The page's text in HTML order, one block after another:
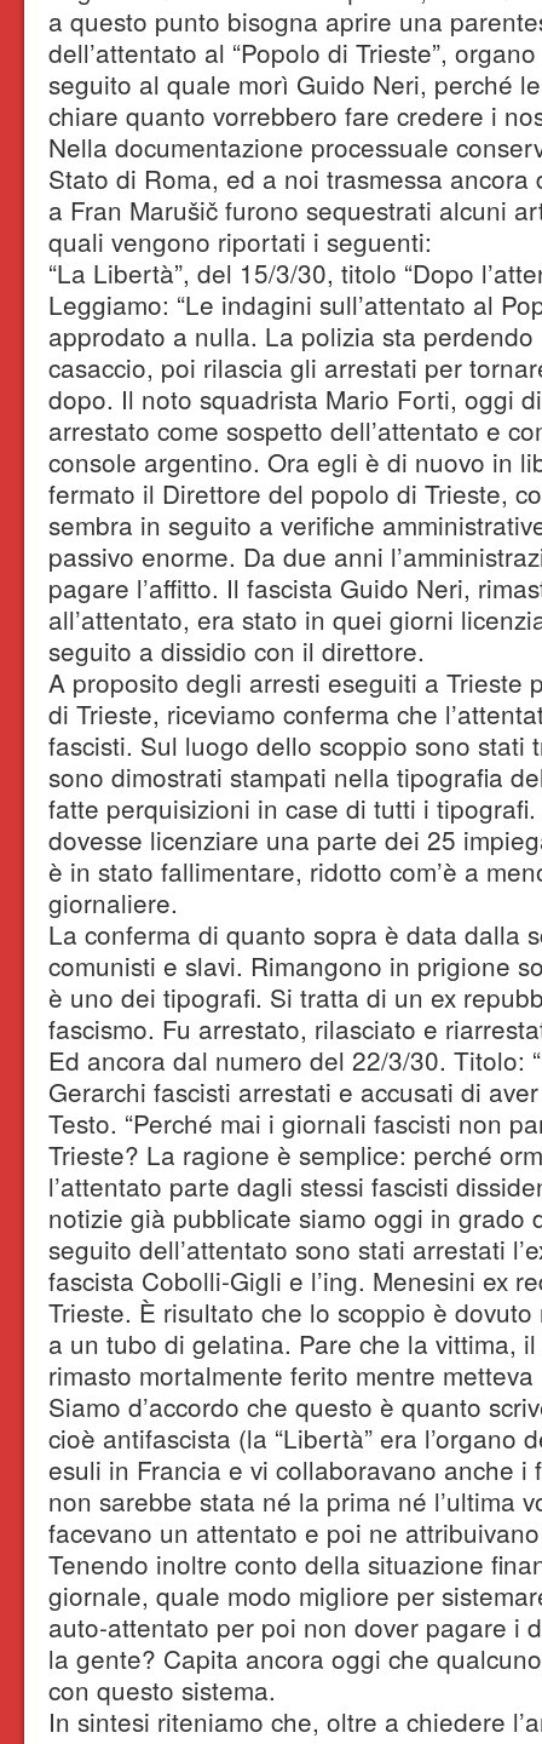
a questo punto bisogna aprire una
dell’attentato al “Popolo di Trieste”,
seguito al quale morì Guido Neri, perché
chiare quanto vorrebbero fare credere i
Nella documentazione processuale
Stato di Roma, ed a noi trasmessa
a Fran Marušič furono sequestrati alcuni
quali vengono riportati i seguenti:
“La Libertà”, del 15/3/30, titolo “Dopo
Leggiamo: “Le indagini sull’attentato al
approdato a nulla. La polizia sta
casaccio, poi rilascia gli arrestati per
dopo. Il noto squadrista Mario Forti, oggi
arrestato come sospetto dell’attentato e
console argentino. Ora egli è di nuovo in
fermato il Direttore del popolo di Trieste,
sembra in seguito a verifiche
passivo enorme. Da due anni
pagare l’affitto. Il fascista Guido Neri,
all’attentato, era stato in quei giorni
seguito a dissidio con il direttore.
A proposito degli arresti eseguiti a Trieste
di Trieste, riceviamo conferma che
fascisti. Sul luogo dello scoppio sono stati
sono dimostrati stampati nella tipografia
fatte perquisizioni in case di tutti i
dovesse licenziare una parte dei 25
è in stato fallimentare, ridotto com’è a
giornaliere.
La conferma di quanto sopra è data dalla
comunisti e slavi. Rimangono in prigione
è uno dei tipografi. Si tratta di un ex
fascismo. Fu arrestato, rilasciato e
Ed ancora dal numero del 22/3/30. Titolo:
Gerarchi fascisti arrestati e accusati di
Testo. “Perché mai i giornali fascisti non
Trieste? La ragione è semplice: perché
l’attentato parte dagli stessi fascisti
notizie già pubblicate siamo oggi in grado
seguito dell’attentato sono stati arrestati
fascista Cobolli-Gigli e l’ing. Menesini ex
Trieste. È risultato che lo scoppio è
a un tubo di gelatina. Pare che la vittima,
rimasto mortalmente ferito mentre metteva
Siamo d’accordo che questo è quanto
cioè antifascista (la “Libertà” era l’organo
esuli in Francia e vi collaboravano anche i
non sarebbe stata né la prima né l’ultima
facevano un attentato e poi ne
Tenendo inoltre conto della situazione
giornale, quale modo migliore per
auto-attentato per poi non dover pagare i
la gente? Capita ancora oggi che
con questo sistema.
In sintesi riteniamo che, oltre a chiedere